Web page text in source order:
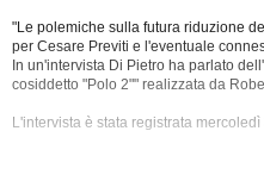
"Le polemiche sulla futura riduzione
per Cesare Previti e l'eventuale
In un'intervista Di Pietro ha parlato
cosiddetto "Polo 2"" realizzata da
L'intervista è stata registrata